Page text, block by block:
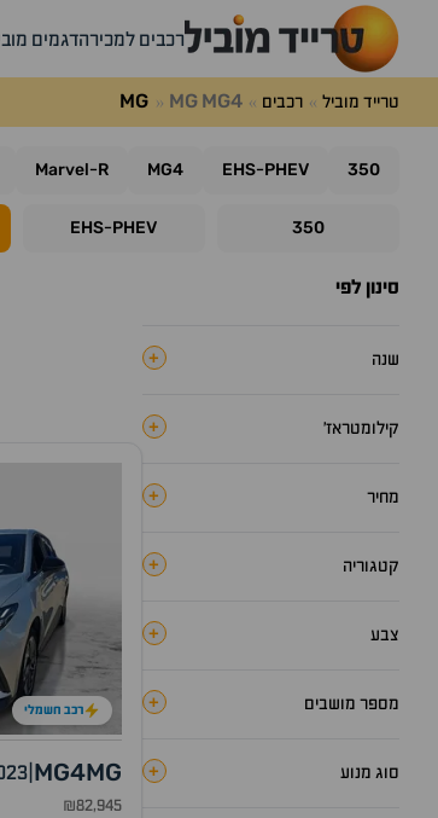
רכבים למכירהדגמים
טרייד מוביל רכבים MG MG MG4
350
EHS-PHEV
MG4
Marvel-R
350
EHS-PHEV
סינון לפי
שנה +
קילומטראז׳ +
מחיר +
קטגוריה +
צבע +
מספר מושבים +
סוג מנוע +
רכב חשמלי
MG
MG4
|
₪82,945